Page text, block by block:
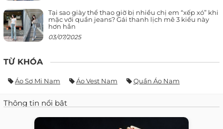
Tại sao giày thể thao giờ bị nhiều chị em “xếp xó” khi
mặc với quần jeans? Gái thanh lịch mê 3 kiểu này
hơn hẳn
03/07/2025
TỪ KHÓA
Áo Sơ Mi Nam Áo Vest Nam Quần Áo Nam
Thông tin nổi bật